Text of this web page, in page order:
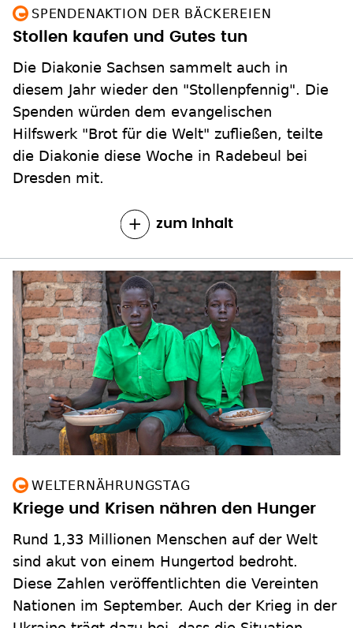
SPENDENAKTION DER BÄCKEREIEN
Stollen kaufen und Gutes tun
Die Diakonie Sachsen sammelt auch in
diesem Jahr wieder den "Stollenpfennig". Die
Spenden würden dem evangelischen
Hilfswerk "Brot für die Welt" zufließen, teilte
die Diakonie diese Woche in Radebeul bei
Dresden mit.
zum Inhalt
WELTERNÄHRUNGSTAG
Kriege und Krisen nähren den Hunger
Rund 1,33 Millionen Menschen auf der Welt
sind akut von einem Hungertod bedroht.
Diese Zahlen veröffentlichten die Vereinten
Nationen im September. Auch der Krieg in der